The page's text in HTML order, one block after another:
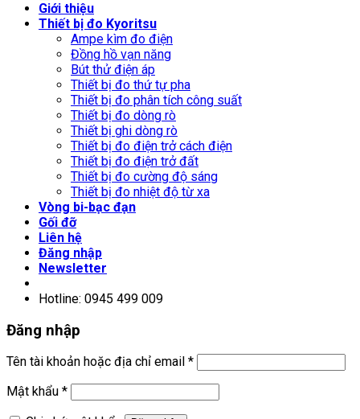
Giới thiệu
Thiết bị đo Kyoritsu
Ampe kìm đo điện
Đồng hồ vạn năng
Bút thử điện áp
Thiết bị đo thứ tự pha
Thiết bị đo phân tích công suất
Thiết bị đo dòng rò
Thiết bị ghi dòng rò
Thiết bị đo điện trở cách điện
Thiết bị đo điện trở đất
Thiết bị đo cường độ sáng
Thiết bị đo nhiệt độ từ xa
Vòng bi-bạc đạn
Gối đỡ
Liên hệ
Đăng nhập
Newsletter
Hotline: 0945 499 009
Đăng nhập
Tên tài khoản hoặc địa chỉ email *
Mật khẩu *